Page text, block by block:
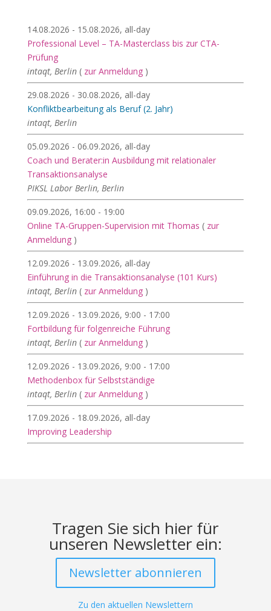
14.08.2026 - 15.08.2026, all-day
Professional Level – TA-Masterclass bis zur CTA-
Prüfung
intaqt, Berlin ( zur Anmeldung)
29.08.2026 - 30.08.2026, all-day
Konfliktbearbeitung als Beruf (2. Jahr)
intaqt, Berlin
05.09.2026 - 06.09.2026, all-day
Coach und Berater:in Ausbildung mit relationaler
Transaktionsanalyse
PIKSL Labor Berlin, Berlin
09.09.2026, 16:00 - 19:00
Online TA-Gruppen-Supervision mit Thomas ( zur
Anmeldung)
12.09.2026 - 13.09.2026, all-day
Einführung in die Transaktionsanalyse (101 Kurs)
intaqt, Berlin ( zur Anmeldung)
12.09.2026 - 13.09.2026, 9:00 - 17:00
Fortbildung für folgenreiche Führung
intaqt, Berlin ( zur Anmeldung)
12.09.2026 - 13.09.2026, 9:00 - 17:00
Methodenbox für Selbstständige
intaqt, Berlin ( zur Anmeldung)
17.09.2026 - 18.09.2026, all-day
Improving Leadership
Tragen Sie sich hier für
unseren Newsletter ein:
Newsletter abonnieren
Zu den aktuellen Newslettern